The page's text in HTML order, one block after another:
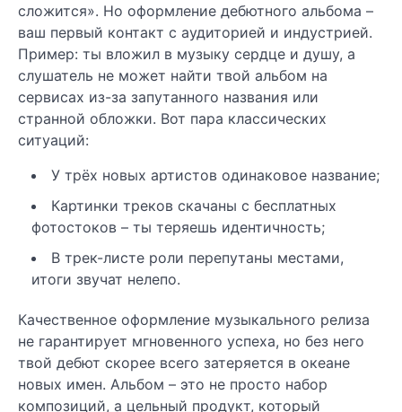
сложится». Но оформление дебютного альбома –
ваш первый контакт с аудиторией и индустрией.
Пример: ты вложил в музыку сердце и душу, а
слушатель не может найти твой альбом на
сервисах из-за запутанного названия или
странной обложки. Вот пара классических
ситуаций:
У трёх новых артистов одинаковое название;
Картинки треков скачаны с бесплатных
фотостоков – ты теряешь идентичность;
В трек-листе роли перепутаны местами,
итоги звучат нелепо.
Качественное оформление музыкального релиза
не гарантирует мгновенного успеха, но без него
твой дебют скорее всего затеряется в океане
новых имен. Альбом – это не просто набор
композиций, а цельный продукт, который